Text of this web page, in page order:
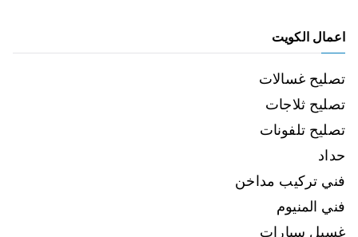
اعمال الكويت
تصليح غسالات
تصليح ثلاجات
تصليح تلفونات
حداد
فني تركيب مداخن
فني المنيوم
غسيل سيارات